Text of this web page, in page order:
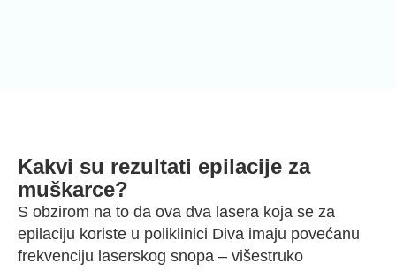
Kakvi su rezultati epilacije za
muškarce?
S obzirom na to da ova dva lasera koja se za
epilaciju koriste u poliklinici Diva imaju povećanu
frekvenciju laserskog snopa – višestruko